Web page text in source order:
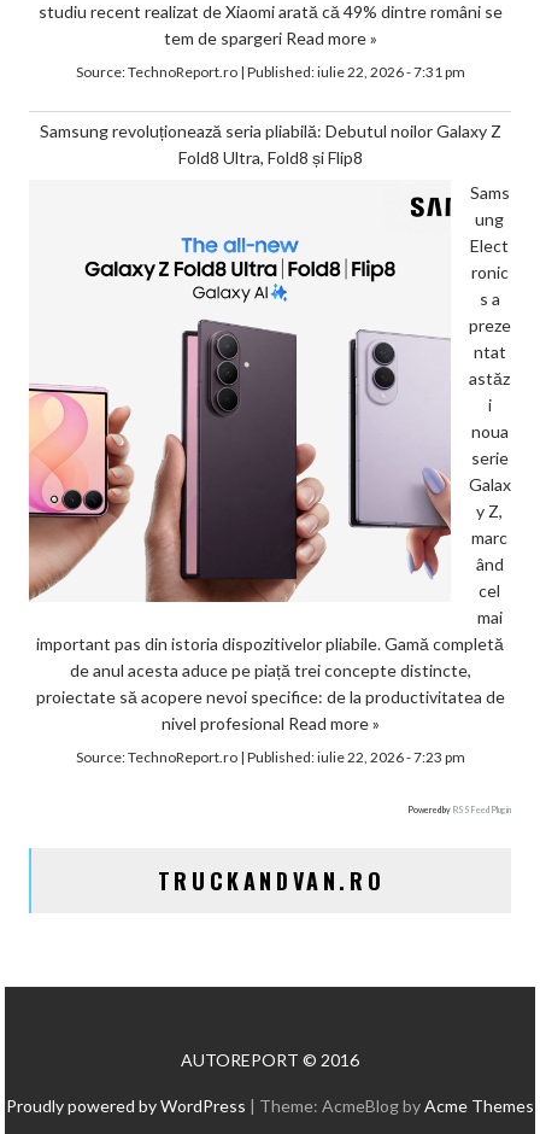
studiu recent realizat de Xiaomi arată că 49% dintre români se
tem de spargeri Read more »
Source:TechnoReport.ro| Published:iulie 22, 2026 - 7:31 pm
Samsung revoluționează seria pliabilă: Debutul noilor Galaxy Z
Fold8 Ultra, Fold8 și Flip8
Sams
ung
Elect
ronic
s a
preze
ntat
astăz
i
noua
serie
Galax
y Z,
marc
ând
cel
mai
important pas din istoria dispozitivelor pliabile. Gamă completă
de anul acesta aduce pe piață trei concepte distincte,
proiectate să acopere nevoi specifice: de la productivitatea de
nivel profesional Read more »
Source:TechnoReport.ro| Published:iulie 22, 2026 - 7:23 pm
Powered by RSS Feed Plugin
TRUCKANDVAN.RO
AUTOREPORT © 2016
Proudly powered by WordPress | Theme: AcmeBlog byAcme Themes